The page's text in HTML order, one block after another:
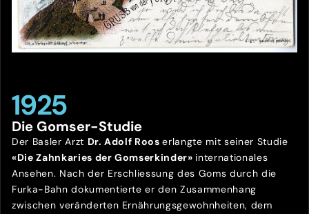
1925
Die Gomser-Studie
Der Basler Arzt Dr. Adolf Rooserlangte mit seiner Studie
«Die Zahnkaries der Gomserkinder» internationales
Ansehen. Nach der Erschliessung des Goms durch die
Furka-Bahn dokumentierte er den Zusammenhang
zwischen veränderten Ernährungsgewohnheiten, dem